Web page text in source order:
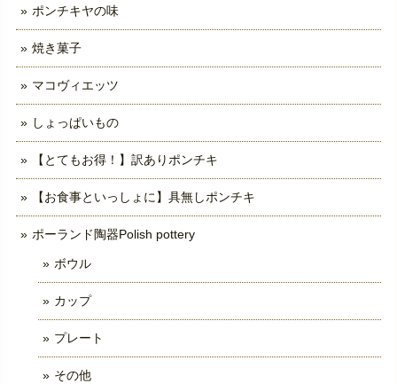
ポンチキヤの味
焼き菓子
マコヴィエッツ
しょっぱいもの
【とてもお得！】訳ありポンチキ
【お食事といっしょに】具無しポンチキ
ポーランド陶器Polish pottery
ボウル
カップ
プレート
その他